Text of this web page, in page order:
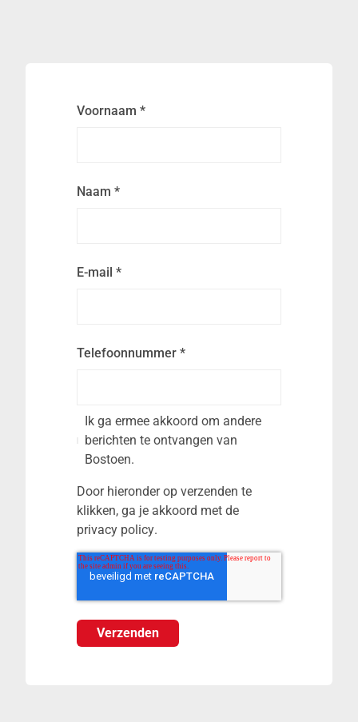
Voornaam *
Naam *
E-mail *
Telefoonnummer *
Ik ga ermee akkoord om andere
berichten te ontvangen van
Bostoen.
Door hieronder op verzenden te
klikken, ga je akkoord met de
privacy policy.